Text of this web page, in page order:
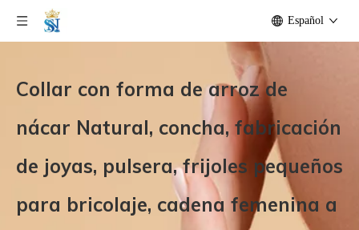
Español
Collar con forma de arroz de
nácar Natural, concha, fabricación
de joyas, pulsera, frijoles pequeños
para bricolaje, cadena femenina a